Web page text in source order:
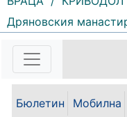
ОБЩИНА
ВРАЦА 3060 гр.
чл. 14, ал. 7 от
Дряновския
Бюлетин
Мобилна